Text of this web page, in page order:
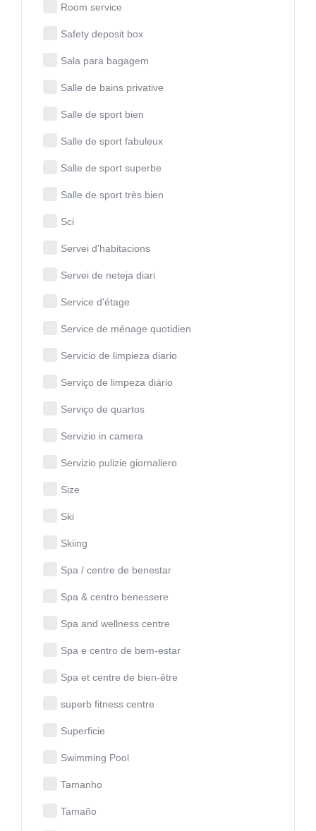
Room service
Safety deposit box
Sala para bagagem
Salle de bains privative
Salle de sport bien
Salle de sport fabuleux
Salle de sport superbe
Salle de sport très bien
Sci
Servei d'habitacions
Servei de neteja diari
Service d'étage
Service de ménage quotidien
Servicio de limpieza diario
Serviço de limpeza diário
Serviço de quartos
Servizio in camera
Servizio pulizie giornaliero
Size
Ski
Skiing
Spa / centre de benestar
Spa & centro benessere
Spa and wellness centre
Spa e centro de bem-estar
Spa et centre de bien-être
superb fitness centre
Superficie
Swimming Pool
Tamanho
Tamaño